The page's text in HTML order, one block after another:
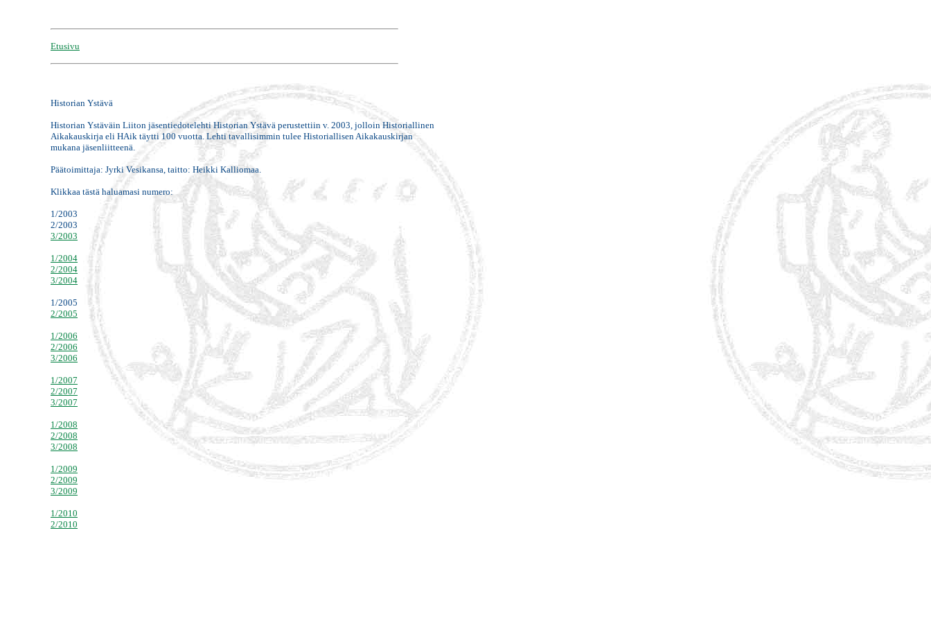
Etusivu
Historian Ystävä
Historian Ystäväin Liiton jäsentiedotelehti Historian Ystävä perustettiin v. 2003, jolloin Historiallinen
Aikakauskirja eli HAik täytti 100 vuotta. Lehti tavallisimmin tulee Historiallisen Aikakauskirjan
mukana jäsenliitteenä.
Päätoimittaja: Jyrki Vesikansa, taitto: Heikki Kalliomaa.
Klikkaa tästä haluamasi numero:
1/2003
2/2003
3/2003
1/2004
2/2004
3/2004
1/2005
2/2005
1/2006
2/2006
3/2006
1/2007
2/2007
3/2007
1/2008
2/2008
3/2008
1/2009
2/2009
3/2009
1/2010
2/2010